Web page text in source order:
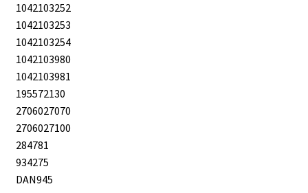
1042103252
1042103253
1042103254
1042103980
1042103981
195572130
2706027070
2706027100
284781
934275
DAN945